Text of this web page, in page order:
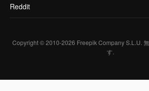
Reddit
Copyright © 2010-2026 Freepik Company S.L.U.
す.